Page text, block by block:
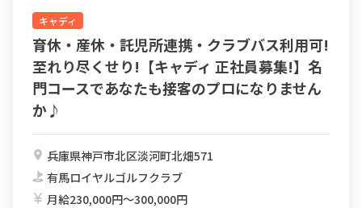
キャディ
育休・産休・託児所連携・クラブバス利用可!
至れり尽くせり!【キャディ 正社員募集!】名
門コースであなたも接客のプロになりません
か♪
兵庫県神戸市北区淡河町北畑571
有馬ロイヤルゴルフクラブ
月給230,000円〜300,000円